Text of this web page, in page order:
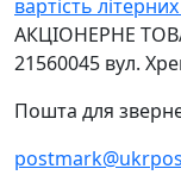
вартість
АКЦІОНЕРНЕ
21560045 вул.
Пошта для